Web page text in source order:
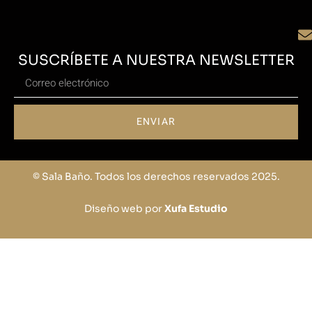
SUSCRÍBETE A NUESTRA NEWSLETTER
ENVIAR
© Sala Baño. Todos los derechos reservados 2025.
Diseño web porXufa Estudio